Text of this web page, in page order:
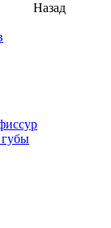
Назад
губы